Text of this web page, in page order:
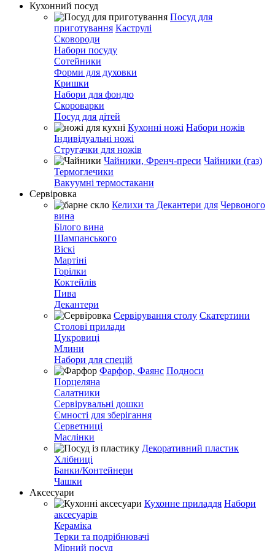
Кухонний посуд
Посуд для
приготування Каструлі
Сковороди
Набори посуду
Сотейники
Форми для духовки
Кришки
Набори для фондю
Скороварки
Посуд для дітей
Кухонні ножі Набори ножів
Індивідуальні ножі
Стругачки для ножів
Чайники, Френч-преси Чайники (газ)
Термоглечики
Вакуумні термостакани
Сервіровка
Келихи та Декантери для Червоного
вина
Білого вина
Шампанського
Віскі
Мартіні
Горілки
Коктейлів
Пива
Декантери
Сервірування столу Скатертини
Столові прилади
Цукровиці
Млини
Набори для спецій
Фарфор, Фаянс Подноси
Порцеляна
Салатники
Сервірувальні дошки
Ємності для зберігання
Серветниці
Маслінки
Декоративний пластик
Хлібниці
Банки/Контейнери
Чашки
Аксесуари
Кухонне приладдя Набори
аксесуарів
Кераміка
Терки та подрібнювачі
Мірний посуд